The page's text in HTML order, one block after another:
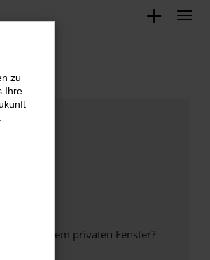
in einem privaten Fenster?
zu
Ihre